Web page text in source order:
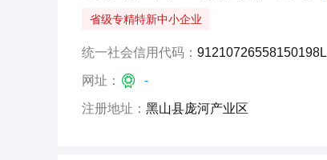
省级专精特新中小企业
统一社会信用代码： 91210726558150198L
网址： -
注册地址： 黑山县庞河产业区